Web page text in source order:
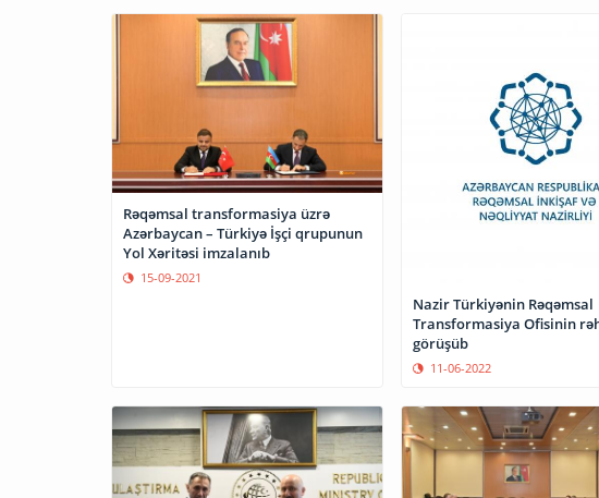
Rəqəmsal transformasiya üzrə
Azərbaycan – Türkiyə İşçi qrupunun
Yol Xəritəsi imzalanıb
15-09-2021
Nazir Türkiyənin Rəqəmsal
Transformasiya Ofisinin
görüşüb
11-06-2022